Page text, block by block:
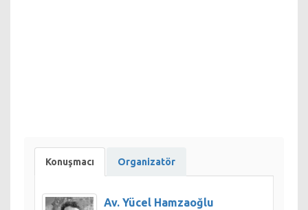
Konuşmacı Organizatör
Av. Yücel Hamzaoğlu